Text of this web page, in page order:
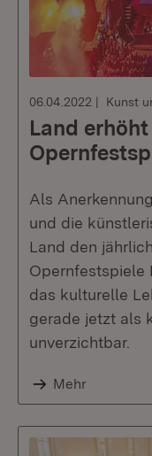
06.04.2022 Kunst
Land
Als
und die
Land den
Opernfestspiele
das kulturelle
gerade jetzt als
unverzichtbar.
Mehr